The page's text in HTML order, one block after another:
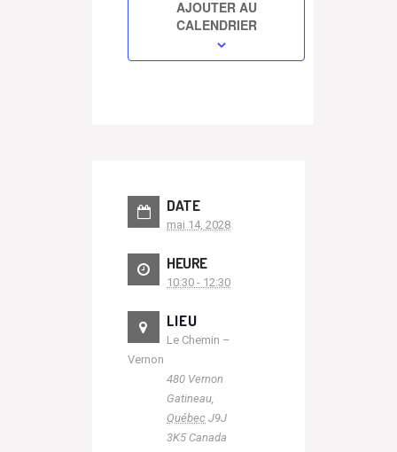
AJOUTER AU
CALENDRIER
DATE
mai 14, 2028
HEURE
10:30 - 12:30
LIEU
Le Chemin –
Vernon
480 Vernon
Gatineau,
Québec J9J
3K5 Canada